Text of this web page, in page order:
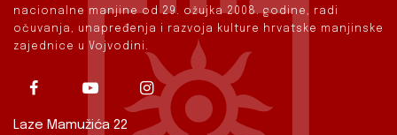
nacionalne manjine od 29. ožujka 2008. godine, radi
očuvanja, unapređenja i razvoja kulture hrvatske manjinske
zajednice u Vojvodini.
Laze Mamužića 22